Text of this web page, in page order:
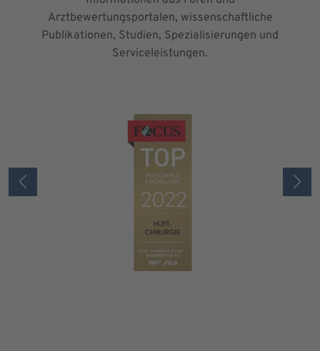
Arztbewertungsportalen, wissenschaftliche
Publikationen, Studien, Spezialisierungen und
Serviceleistungen.